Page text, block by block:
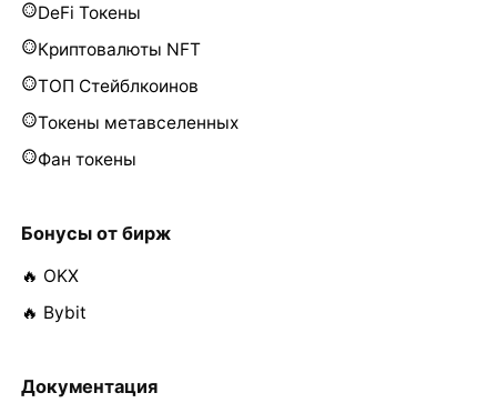
DeFi Токены
Криптовалюты NFT
ТОП Стейблкоинов
Токены метавселенных
Фан токены
Бонусы от бирж
🔥 OKX
🔥 Bybit
Документация